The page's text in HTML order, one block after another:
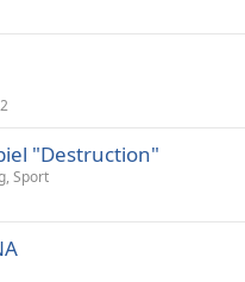
"Destruction"
Sport